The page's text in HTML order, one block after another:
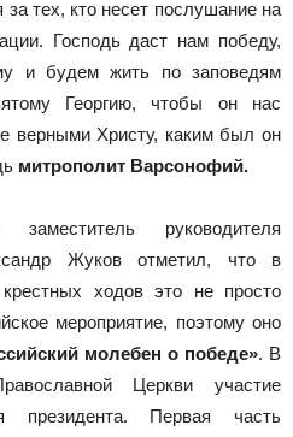
тех, кто несет послушание на
Господь даст нам победу,
и будем жить по заповедям
Георгию, чтобы он нас
верными Христу, каким был он
митрополит Варсонофий.
руководителя
Жуков отметил, что в
ходов это не просто
мероприятие, поэтому оно
молебен о победе». В
Церкви участие
президента. Первая часть